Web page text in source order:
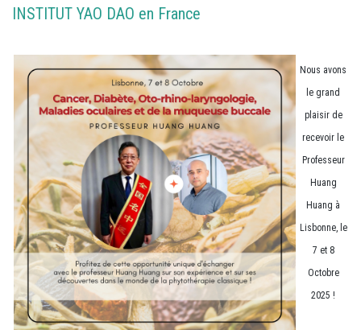
INSTITUT YAO DAO en France
Nous avons
le grand
plaisir de
recevoir le
Professeur
Huang
Huang à
Lisbonne, le
7 et 8
Octobre
2025 !